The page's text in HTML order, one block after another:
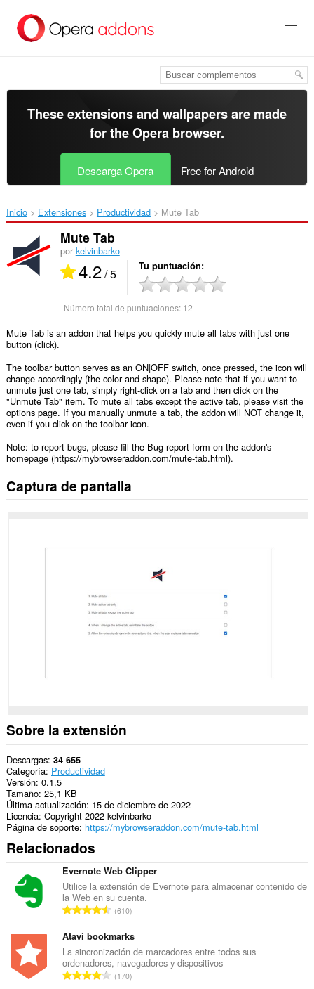
contenido
These extensions and wallpapers are made
for theOpera browser.
Descarga Opera Free for Android
Inicio Extensiones Productividad Mute Tab‎
Mute Tab
por kelvinbarko
4.2/ 5 Tu puntuación
Número total de puntuaciones: 12
Mute Tab is an addon that helps you quickly mute all tabs with just one
button (click).
The toolbar button serves as an ON|OFF switch, once pressed, the icon will
change accordingly (the color and shape). Please note that if you want to
unmute just one tab, simply right-click on a tab and then click on the
"Unmute Tab" item. To mute all tabs except the active tab, please visit the
options page. If you manually unmute a tab, the addon will NOT change it,
even if you click on the toolbar icon.
Note: to report bugs, please fill the Bug report form on the addon's
homepage (https://mybrowseraddon.com/mute-tab.html).
Captura de pantalla
Sobre la extensión
Descargas 34 655
Categoría Productividad
Versión 0.1.5
Tamaño 25,1 KB
Última actualización 15 de diciembre de 2022
Licencia Copyright 2022 kelvinbarko
Página de soporte https://mybrowseraddon.com/mute-tab.html
Relacionados
Evernote Web Clipper
Utilice la extensión de Evernote para almacenar contenido de
la Web en su cuenta.
N
m
e
r
o
610
Atavi bookmarks
La sincronización de marcadores entre todos sus
ordenadores, navegadores y dispositivos
N170